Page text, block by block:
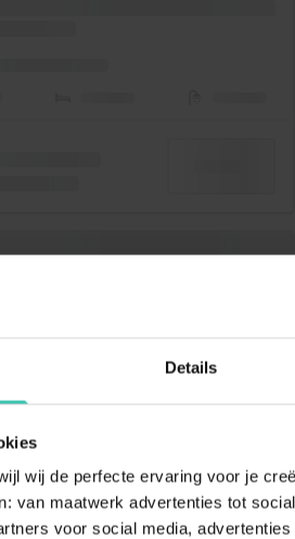
Details
wij de perfecte ervaring voor je
van maatwerk advertenties tot
voor social media,